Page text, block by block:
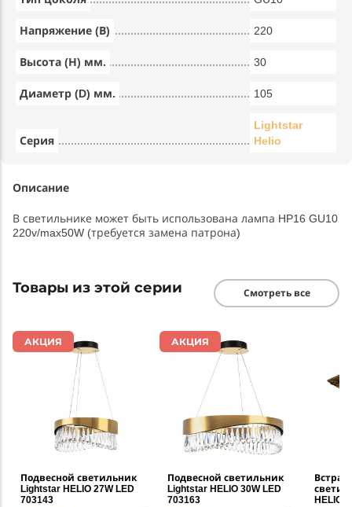
Напряжение (В) 220
Высота (Н) мм. 30
Диаметр (D) мм. 105
Серия
Lightstar
Helio
Описание
В светильнике может быть использована лампа HP16 GU10
220v/max50W (требуется замена патрона)
Товары из этой серии Смотреть все
АКЦИЯ
Подвесной светильник
Lightstar HELIO 27W LED
703143
АКЦИЯ
Подвесной светильник
Lightstar HELIO 30W LED
703163
HELIO